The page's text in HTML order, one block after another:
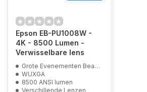
Epson EB-PU1008W -
4K - 8500 Lumen -
Verwisselbare lens
Grote Evenementen Beamer
WUXGA
8500 ANSI lumen
Verschillende Lenzen